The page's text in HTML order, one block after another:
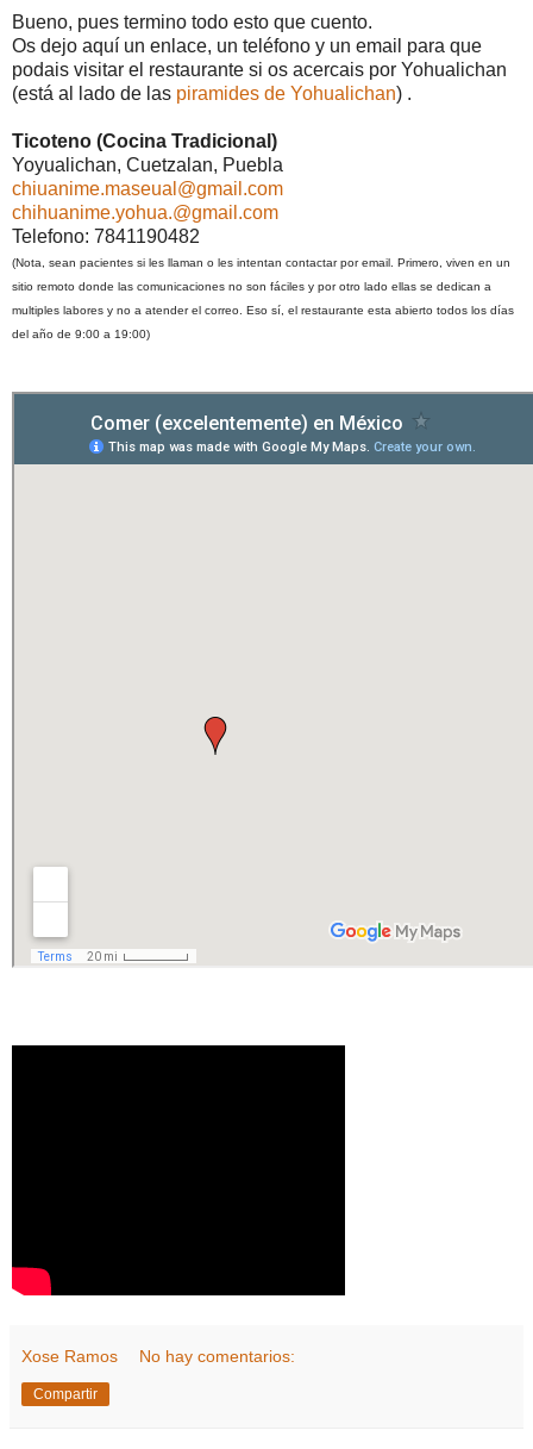
Bueno, pues termino todo esto que cuento.
Os dejo aquí un enlace, un teléfono y un email para que
podais visitar el restaurante si os acercais por Yohualichan
(está al lado de las piramides de Yohualichan) .
Ticoteno (Cocina Tradicional)
Yoyualichan, Cuetzalan, Puebla
chiuanime.maseual@gmail.com
chihuanime.yohua.@gmail.com
Telefono: 7841190482
(Nota, sean pacientes si les llaman o les intentan contactar por email. Primero, viven en un
sitio remoto donde las comunicaciones no son fáciles y por otro lado ellas se dedican a
multiples labores y no a atender el correo. Eso sí, el restaurante esta abierto todos los días
del año de 9:00 a 19:00)
Xose Ramos No hay comentarios:
Compartir